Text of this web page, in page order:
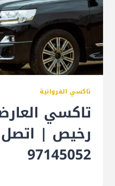
تاكسي الفروانية
تاكسي
رخيص | اتصل
97145052